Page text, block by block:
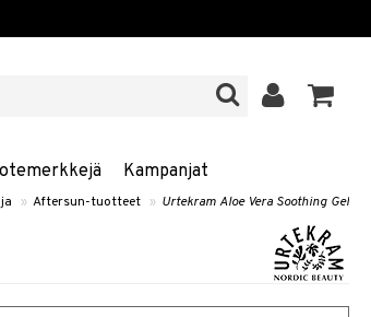
Kampanjat
» Aftersun-tuotteet » Urtekram Aloe Vera Soothing Gel